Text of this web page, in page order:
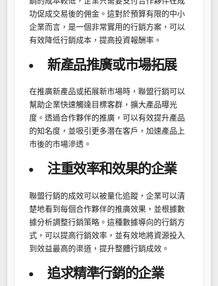
功促成交易後的佣金。這對於預算有限的中小
企業而言，是一個非常實用的行銷方案，可以
有效降低行銷成本，提高投資報酬率。
新產品推廣或市場拓展
在推廣新產品或拓展新市場時，聯盟行銷可以
幫助企業快速觸達目標客群，擴大產品曝光
度。透過合作夥伴的推廣，可以有效提升產品
的知名度，並吸引更多潛在客戶，加速產品上
市後的市場滲透。
注重效率和效果的企業
聯盟行銷的成效可以被量化追蹤，企業可以清
楚地看到每個合作夥伴的推廣效果，並根據數
據分析調整行銷策略。這種數據導向的行銷方
式，可以提高行銷效率，並有效地將資源投入
到效益最高的渠道，提升整體行銷成效。
追求精準行銷的企業